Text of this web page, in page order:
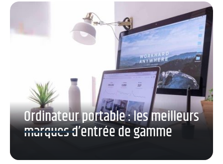
Ordinateur portable : les meilleurs
marques d’entrée de gamme